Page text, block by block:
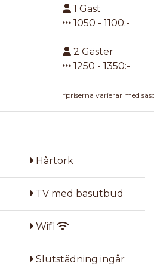
1 Gäst
1050 - 1100:-
2 Gäster
1250 - 1350:-
*priserna varierar med
Hårtork
TV med basutbud
Wifi
Slutstädning ingår